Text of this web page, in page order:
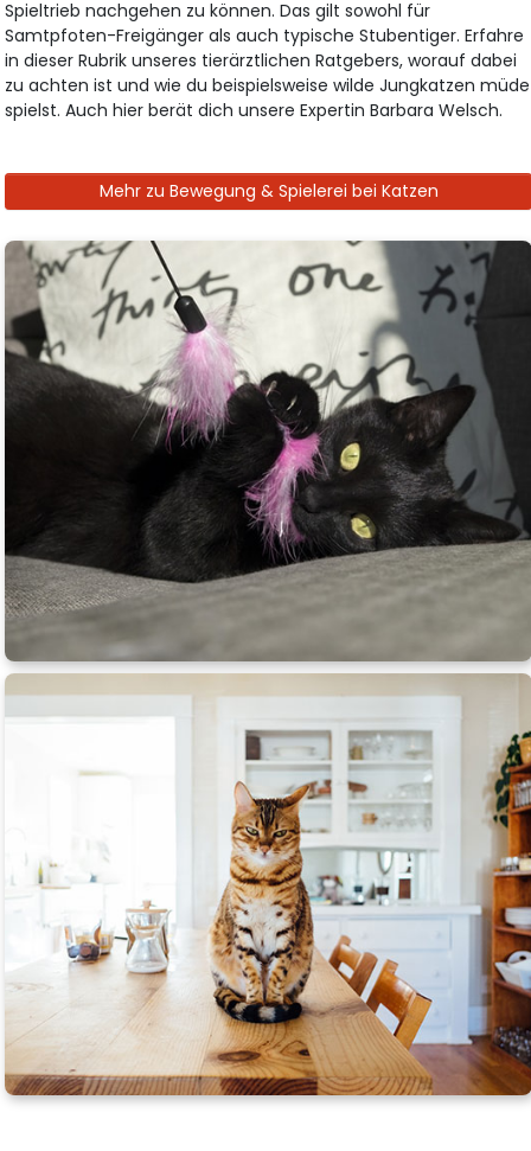
Spieltrieb nachgehen zu können. Das gilt sowohl für
Samtpfoten-Freigänger als auch typische Stubentiger. Erfahre
in dieser Rubrik unseres tierärztlichen Ratgebers, worauf dabei
zu achten ist und wie du beispielsweise wilde Jungkatzen müde
spielst. Auch hier berät dich unsere Expertin Barbara Welsch.
Mehr zu Bewegung & Spielerei bei Katzen